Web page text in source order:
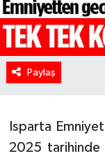
Paylaş
Isparta
2025 tarihinde
KÜLTÜR
MAGAZİN
POLİTİKA